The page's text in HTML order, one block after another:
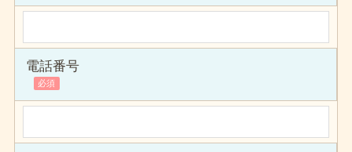
電話番号